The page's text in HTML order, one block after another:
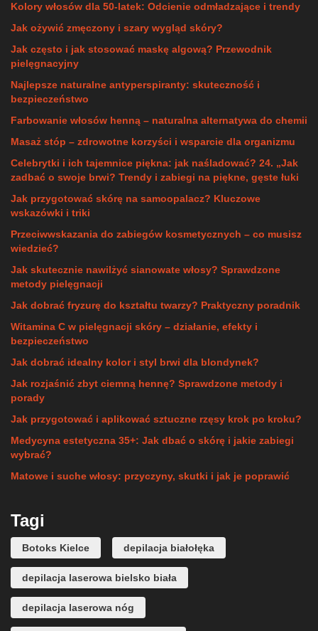
Kolory włosów dla 50-latek: Odcienie odmładzające i trendy
Jak ożywić zmęczony i szary wygląd skóry?
Jak często i jak stosować maskę algową? Przewodnik
pielęgnacyjny
Najlepsze naturalne antyperspiranty: skuteczność i
bezpieczeństwo
Farbowanie włosów henną – naturalna alternatywa do chemii
Masaż stóp – zdrowotne korzyści i wsparcie dla organizmu
Celebrytki i ich tajemnice piękna: jak naśladować? 24. „Jak
zadbać o swoje brwi? Trendy i zabiegi na piękne, gęste łuki
Jak przygotować skórę na samoopalacz? Kluczowe
wskazówki i triki
Przeciwwskazania do zabiegów kosmetycznych – co musisz
wiedzieć?
Jak skutecznie nawilżyć sianowate włosy? Sprawdzone
metody pielęgnacji
Jak dobrać fryzurę do kształtu twarzy? Praktyczny poradnik
Witamina C w pielęgnacji skóry – działanie, efekty i
bezpieczeństwo
Jak dobrać idealny kolor i styl brwi dla blondynek?
Jak rozjaśnić zbyt ciemną hennę? Sprawdzone metody i
porady
Jak przygotować i aplikować sztuczne rzęsy krok po kroku?
Medycyna estetyczna 35+: Jak dbać o skórę i jakie zabiegi
wybrać?
Matowe i suche włosy: przyczyny, skutki i jak je poprawić
Tagi
Botoks Kielce depilacja białołęka
depilacja laserowa bielsko biała
depilacja laserowa nóg